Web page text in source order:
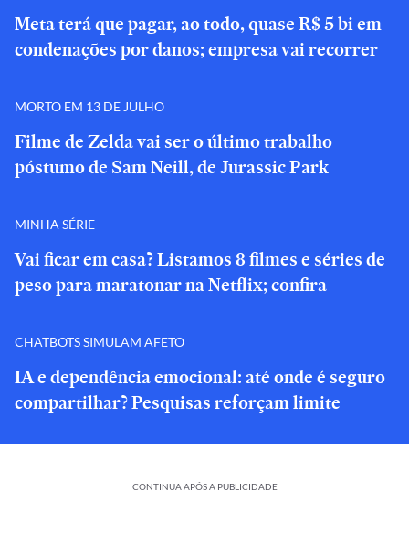
Meta terá que pagar, ao todo, quase R$ 5 bi em
condenações por danos; empresa vai recorrer
MORTO EM 13 DE JULHO
Filme de Zelda vai ser o último trabalho
póstumo de Sam Neill, de Jurassic Park
MINHA SÉRIE
Vai ficar em casa? Listamos 8 filmes e séries de
peso para maratonar na Netflix; confira
CHATBOTS SIMULAM AFETO
IA e dependência emocional: até onde é seguro
compartilhar? Pesquisas reforçam limite
CONTINUA APÓS A PUBLICIDADE